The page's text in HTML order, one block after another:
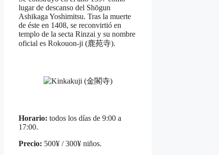
lugar de descanso del Shōgun
Ashikaga Yoshimitsu. Tras la muerte
de éste en 1408, se reconvirtió en
templo de la secta Rinzai y su nombre
oficial es Rokouon-ji (鹿苑寺).
Horario: todos los días de 9:00 a
17:00.
Precio: 500¥ / 300¥ niños.